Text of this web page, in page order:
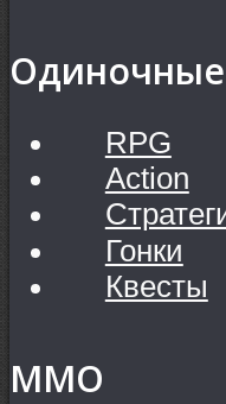
RPG
Action
Гонки
Квесты
MMO